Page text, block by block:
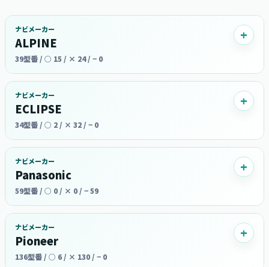
ナビメーカー
ALPINE
39型番 / ○ 15 / × 24 / − 0
ナビメーカー
ECLIPSE
34型番 / ○ 2 / × 32 / − 0
ナビメーカー
Panasonic
59型番 / ○ 0 / × 0 / − 59
ナビメーカー
Pioneer
136型番 / ○ 6 / × 130 / − 0